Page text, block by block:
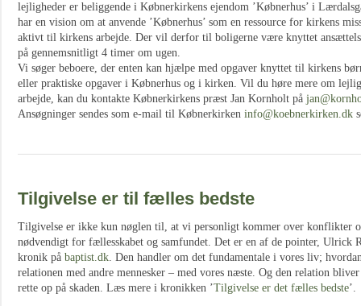
lejligheder er beliggende i Købnerkirkens ejendom ’Købnerhus’ i
har en vision om at anvende ’Købnerhus’ som en ressource for kirkens
aktivt til kirkens arbejde. Der vil derfor til boligerne være knyttet
på gennemsnitligt 4 timer om ugen.
Vi søger beboere, der enten kan hjælpe med opgaver knyttet til kirkens
eller praktiske opgaver i Købnerhus og i kirken. Vil du høre mere om
arbejde, kan du kontakte Købnerkirkens præst Jan Kornholt på
Ansøgninger sendes som e-mail til Købnerkirken info@koebnerkirken.dk
Tilgivelse er til fælles bedste
Tilgivelse er ikke kun nøglen til, at vi personligt kommer over konflikter
nødvendigt for fællesskabet og samfundet. Det er en af de pointer, Ulrick
kronik på baptist.dk. Den handler om det fundamentale i vores liv;
relationen med andre mennesker – med vores næste. Og den relation
rette op på skaden. Læs mere i kronikken ’Tilgivelse er det fælles bedste’.